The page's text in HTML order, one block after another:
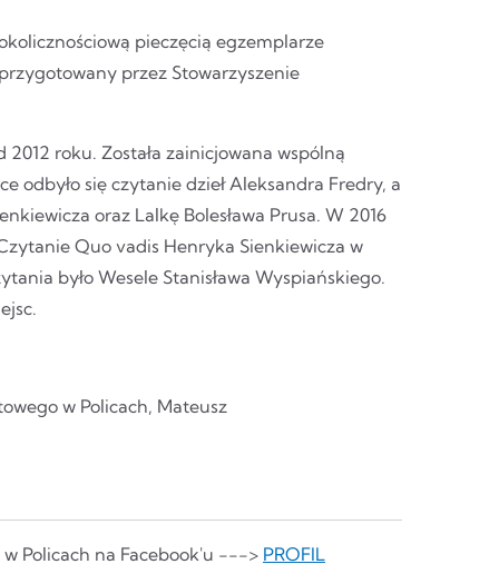
pieczęcią egzemplarze
przez Stowarzyszenie
roku. Została zainicjowana wspólną
odbyło się czytanie dzieł Aleksandra Fredry, a
oraz Lalkę Bolesława Prusa. W 2016
Quo vadis Henryka Sienkiewicza w
było Wesele Stanisława Wyspiańskiego.
w Policach, Mateusz
Policach na Facebook'u ---> PROFIL